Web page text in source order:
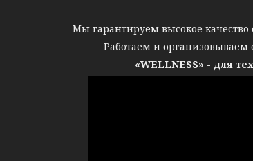
Мы гарантируем высокое
Работаем и организовываем
«WELLNESS» - для